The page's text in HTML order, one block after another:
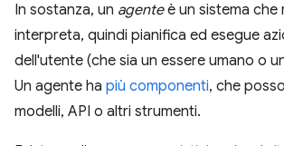
In sostanza, un agenteè un sistema che
interpreta, quindi pianifica ed esegue
dell'utente (che sia un essere umano o
Un agente ha più componenti, che
modelli, API o altri strumenti.